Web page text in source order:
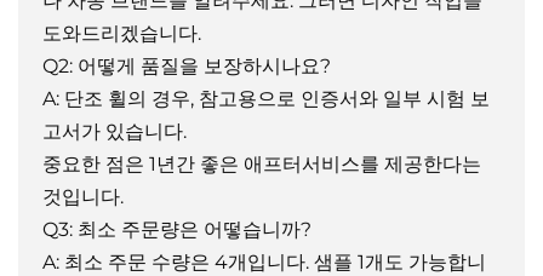
도와드리겠습니다.
Q2: 어떻게 품질을 보장하시나요?
A: 단조 휠의 경우, 참고용으로 인증서와 일부 시험 보
고서가 있습니다.
중요한 점은 1년간 좋은 애프터서비스를 제공한다는
것입니다.
Q3: 최소 주문량은 어떻습니까?
A: 최소 주문 수량은 4개입니다. 샘플 1개도 가능합니